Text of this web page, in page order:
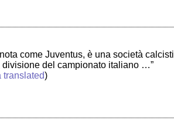
come Juventus, è una società
del campionato italiano …”
translated)